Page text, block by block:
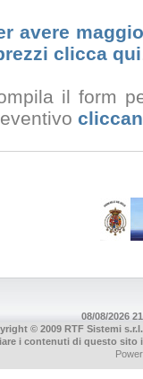
avere
clicca qui
il form
08/08/2026
© 2009 RTF Sistemi
i contenuti di questo